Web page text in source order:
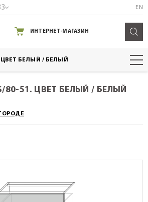
EN
ИНТЕРНЕТ-МАГАЗИН
БЕЛЫЙ / БЕЛЫЙ
51. ЦВЕТ БЕЛЫЙ / БЕЛЫЙ